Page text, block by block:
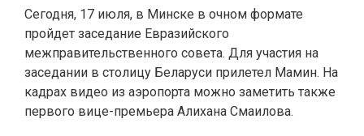
Сегодня, 17 июля, в Минске в очном формате
пройдет заседание Евразийского
межправительственного совета. Для участия на
заседании в столицу Беларуси прилетел Мамин. На
кадрах видео из аэропорта можно заметить также
первого вице-премьера Алихана Смаилова.